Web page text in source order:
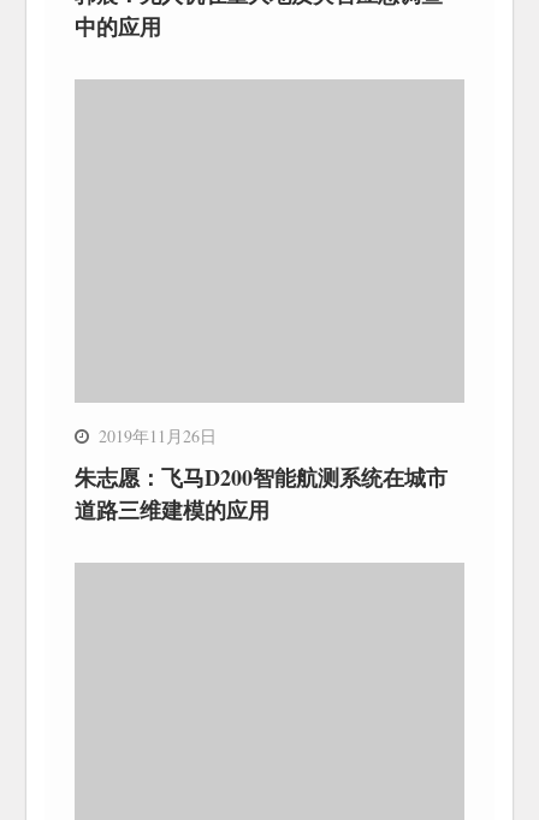
中的应用
2019年11月26日
朱志愿：飞马D200智能航测系统在城市
道路三维建模的应用